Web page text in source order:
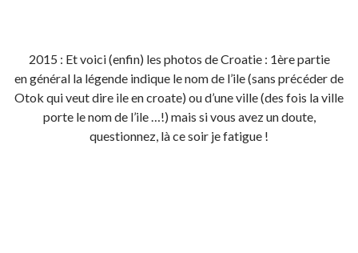
2015 : Et voici (enfin) les photos de Croatie : 1ère partie
en général la légende indique le nom de l’ile (sans précéder de
Otok qui veut dire ile en croate) ou d’une ville (des fois la ville
porte le nom de l’ile …!) mais si vous avez un doute,
questionnez, là ce soir je fatigue !